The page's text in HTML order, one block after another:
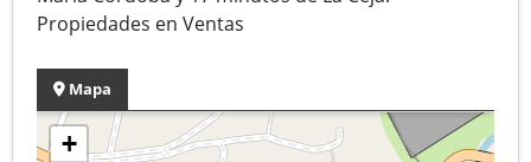
Propiedades en Ventas
Mapa
+